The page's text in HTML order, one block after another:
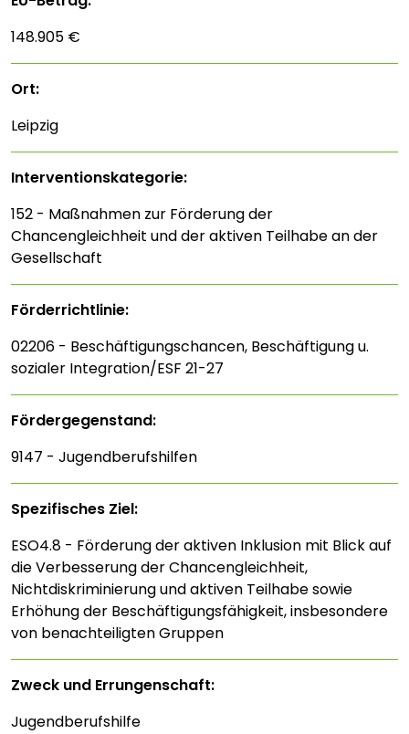
148.905 €
Ort:
Leipzig
Interventions­kategorie:
152 - Maßnahmen zur Förderung der
Chancengleichheit und der aktiven Teilhabe an der
Gesellschaft
Förderrichtlinie:
02206 - Beschäftigungschancen, Beschäftigung u.
sozialer Integration/ESF 21-27
Fördergegenstand:
9147 - Jugendberufshilfen
Spezifisches Ziel:
ESO4.8 - Förderung der aktiven Inklusion mit Blick auf
die Verbesserung der Chancengleichheit,
Nichtdiskriminierung und aktiven Teilhabe sowie
Erhöhung der Beschäftigungsfähigkeit, insbesondere
von benachteiligten Gruppen
Zweck und Errungenschaft:
Jugendberufshilfe